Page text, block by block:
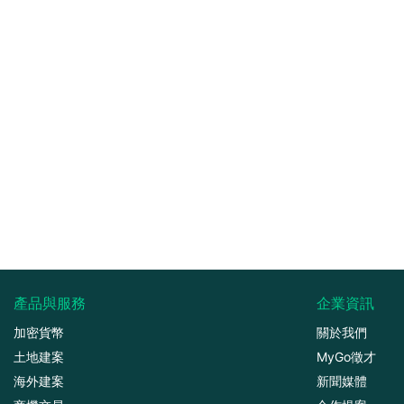
產品與服務
加密貨幣
土地建案
海外建案
企業資訊
關於我們
MyGo徵才
新聞媒體